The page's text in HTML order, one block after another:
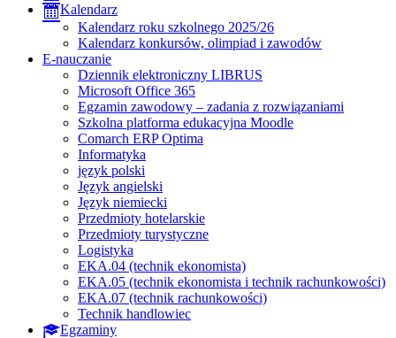
Kalendarz
Kalendarz roku szkolnego 2025/26
Kalendarz konkursów, olimpiad i zawodów
E-nauczanie
Dziennik elektroniczny LIBRUS
Microsoft Office 365
Egzamin zawodowy – zadania z rozwiązaniami
Szkolna platforma edukacyjna Moodle
Comarch ERP Optima
Informatyka
język polski
Język angielski
Język niemiecki
Przedmioty hotelarskie
Przedmioty turystyczne
Logistyka
EKA.04 (technik ekonomista)
EKA.05 (technik ekonomista i technik rachunkowości)
EKA.07 (technik rachunkowości)
Technik handlowiec
Egzaminy